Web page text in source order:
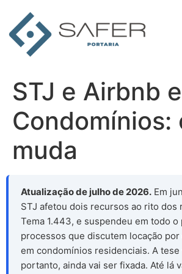
para
conteúdo
STJ e Airbnb
Condomínios:
muda
Atualização de julho de 2026. Em
STJ afetou dois recursos ao rito dos
Tema 1.443, e suspendeu em todo o
processos que discutem locação
em condomínios residenciais. A
portanto, ainda vai ser fixada. Até lá